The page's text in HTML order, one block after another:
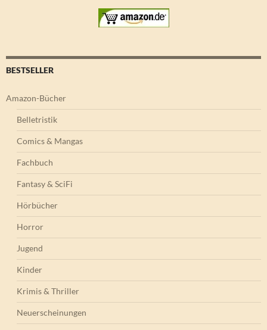
BESTSELLER
Amazon-Bücher
Belletristik
Comics & Mangas
Fachbuch
Fantasy & SciFi
Hörbücher
Horror
Jugend
Kinder
Krimis & Thriller
Neuerscheinungen